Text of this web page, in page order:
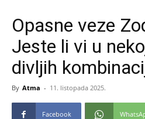
Opasne veze
Jeste li vi u
divljih
By Atma - 11. listopada 2025.
Facebook